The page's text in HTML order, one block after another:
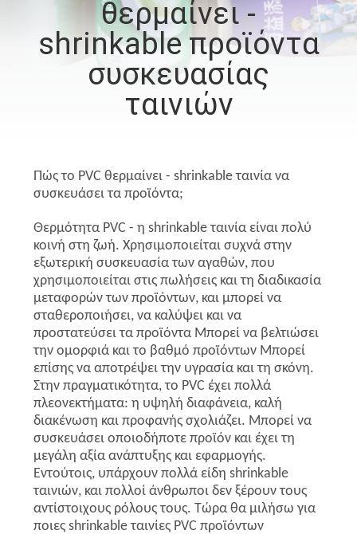
ΠΟΙΟΤΙΚΌΣ
ΈΛΕΓΧΟΣ
ΕΠΑΦΉ
ΕΙΔΉΣΕΙΣ
ΖΗΤΉΣΤΕ
ΈΝΑ
ΑΠΌΣΠΑΣΜΑ
SITEMAP
ΠΟΛΙΤΙΚΉ
ΑΠΟΡΡΉΤΟΥ
θερμαίνει -
shrinkable προϊόντα
συσκευασίας
ταινιών
Πώς το PVC θερμαίνει - shrinkable ταινία να
συσκευάσει τα προϊόντα;
Θερμότητα PVC - η shrinkable ταινία είναι πολύ
κοινή στη ζωή. Χρησιμοποιείται συχνά στην
εξωτερική συσκευασία των αγαθών, που
χρησιμοποιείται στις πωλήσεις και τη διαδικασία
μεταφορών των προϊόντων, και μπορεί να
σταθεροποιήσει, να καλύψει και να
προστατεύσει τα προϊόντα Μπορεί να βελτιώσει
την ομορφιά και το βαθμό προϊόντων Μπορεί
επίσης να αποτρέψει την υγρασία και τη σκόνη.
Στην πραγματικότητα, το PVC έχει πολλά
πλεονεκτήματα: η υψηλή διαφάνεια, καλή
διακένωση και προφανής σχολιάζει. Μπορεί να
συσκευάσει οποιοδήποτε προϊόν και έχει τη
μεγάλη αξία ανάπτυξης και εφαρμογής.
Εντούτοις, υπάρχουν πολλά είδη shrinkable
ταινιών, και πολλοί άνθρωποι δεν ξέρουν τους
αντίστοιχους ρόλους τους. Τώρα θα μιλήσω για
ποιες shrinkable ταινίες PVC προϊόντων